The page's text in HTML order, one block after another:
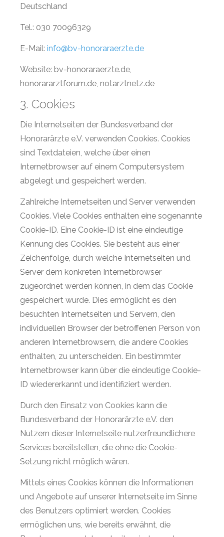
Deutschland
Tel.: 030 70096329
E-Mail: info@bv-honoraraerzte.de
Website: bv-honoraraerzte.de,
honorararztforum.de, notarztnetz.de
3. Cookies
Die Internetseiten der Bundesverband der
Honorarärzte e.V. verwenden Cookies. Cookies
sind Textdateien, welche über einen
Internetbrowser auf einem Computersystem
abgelegt und gespeichert werden.
Zahlreiche Internetseiten und Server verwenden
Cookies. Viele Cookies enthalten eine sogenannte
Cookie-ID. Eine Cookie-ID ist eine eindeutige
Kennung des Cookies. Sie besteht aus einer
Zeichenfolge, durch welche Internetseiten und
Server dem konkreten Internetbrowser
zugeordnet werden können, in dem das Cookie
gespeichert wurde. Dies ermöglicht es den
besuchten Internetseiten und Servern, den
individuellen Browser der betroffenen Person von
anderen Internetbrowsern, die andere Cookies
enthalten, zu unterscheiden. Ein bestimmter
Internetbrowser kann über die eindeutige Cookie-
ID wiedererkannt und identifiziert werden.
Durch den Einsatz von Cookies kann die
Bundesverband der Honorarärzte e.V. den
Nutzern dieser Internetseite nutzerfreundlichere
Services bereitstellen, die ohne die Cookie-
Setzung nicht möglich wären.
Mittels eines Cookies können die Informationen
und Angebote auf unserer Internetseite im Sinne
des Benutzers optimiert werden. Cookies
ermöglichen uns, wie bereits erwähnt, die